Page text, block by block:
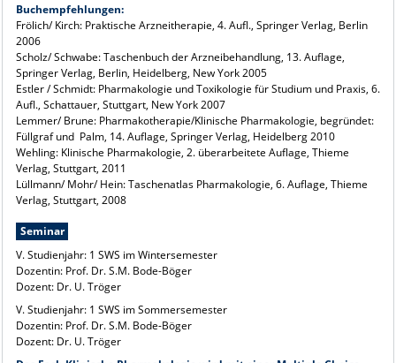
Buchempfehlungen:
Frölich/ Kirch: Praktische Arzneitherapie, 4. Aufl., Springer Verlag, Berlin
2006
Scholz/ Schwabe: Taschenbuch der Arzneibehandlung, 13. Auflage,
Springer Verlag, Berlin, Heidelberg, New York 2005
Estler / Schmidt: Pharmakologie und Toxikologie für Studium und Praxis, 6.
Aufl., Schattauer, Stuttgart, New York 2007
Lemmer/ Brune: Pharmakotherapie/Klinische Pharmakologie, begründet:
Füllgraf und Palm, 14. Auflage, Springer Verlag, Heidelberg 2010
Wehling: Klinische Pharmakologie, 2. überarbeitete Auflage, Thieme
Verlag, Stuttgart, 2011
Lüllmann/ Mohr/ Hein: Taschenatlas Pharmakologie, 6. Auflage, Thieme
Verlag, Stuttgart, 2008
Seminar
V. Studienjahr: 1 SWS im Wintersemester
Dozentin: Prof. Dr. S.M. Bode-Böger
Dozent: Dr. U. Tröger
V. Studienjahr: 1 SWS im Sommersemester
Dozentin: Prof. Dr. S.M. Bode-Böger
Dozent: Dr. U. Tröger